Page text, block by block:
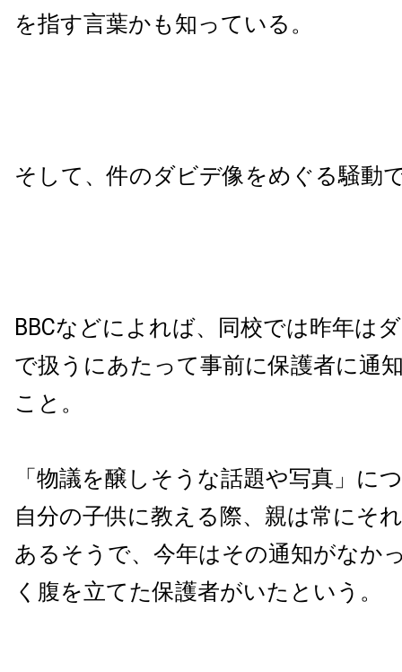
を指す言葉かも知っている。
そして、件のダビデ像をめぐる騒動
BBCなどによれば、同校では昨年は
で扱うにあたって事前に保護者に通
こと。
「物議を醸しそうな話題や写真」に
自分の子供に教える際、親は常にそ
あるそうで、今年はその通知がなか
く腹を立てた保護者がいたという。